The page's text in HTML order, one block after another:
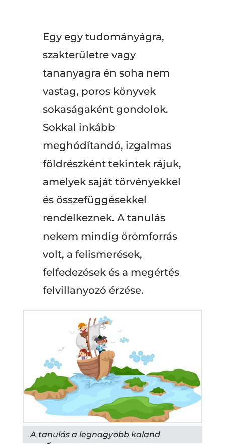
Egy egy tudományágra,
szakterületre vagy
tananyagra én soha nem
vastag, poros könyvek
sokaságaként gondolok.
Sokkal inkább
meghódítandó, izgalmas
földrészként tekintek rájuk,
amelyek saját törvényekkel
és összefüggésekkel
rendelkeznek. A tanulás
nekem mindig örömforrás
volt, a felismerések,
felfedezések és a megértés
felvillanyozó érzése.
A tanulás a legnagyobb kaland